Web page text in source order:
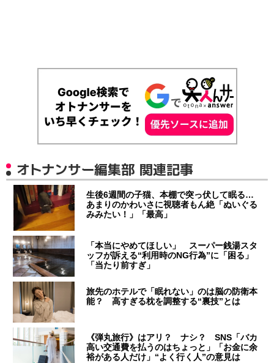
オトナンサー編集部 関連記事
生後6週間の子猫、本棚で突っ伏して眠る…
あまりのかわいさに視聴者もん絶「ぬいぐる
みみたい！」「最高」
「本当にやめてほしい」 スーパー銭湯スタ
ッフが訴える“利用時のNG行為”に「困る」
「当たり前すぎ」
旅先のホテルで「眠れない」のは脳の防衛本
能？ 高すぎる枕を調整する“裏技”とは
《弾丸旅行》はアリ？ ナシ？ SNS「バカ
高い交通費を払うのはちょっと」「お金に余
裕がある人だけ」“よく行く人”の意見は